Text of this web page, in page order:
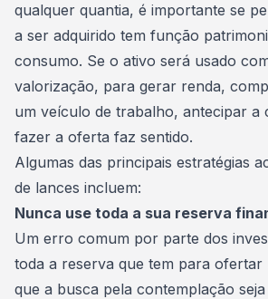
qualquer quantia, é importante se
a ser adquirido tem função
consumo. Se o ativo será usado
valorização, para gerar renda,
um veículo de trabalho, antecipar a
fazer a oferta faz sentido.
Algumas das principais estratégias
de lances incluem:
Nunca use toda a sua reserva
Um erro comum por parte dos
toda a reserva que tem para ofertar
que a busca pela contemplação